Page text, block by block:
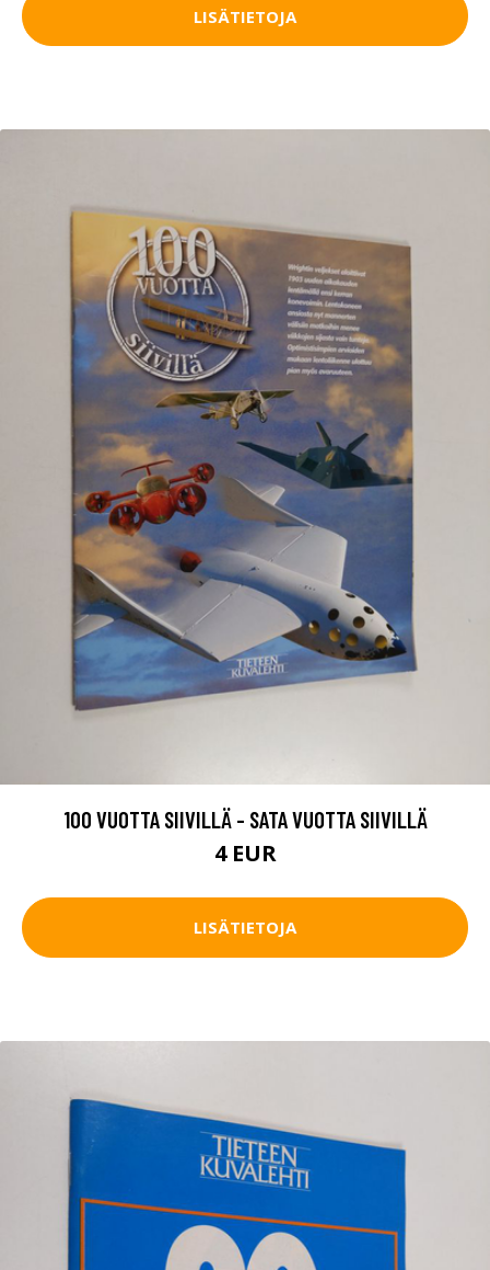
LISÄTIETOJA
100 VUOTTA SIIVILLÄ - SATA VUOTTA SIIVILLÄ
4 EUR
LISÄTIETOJA